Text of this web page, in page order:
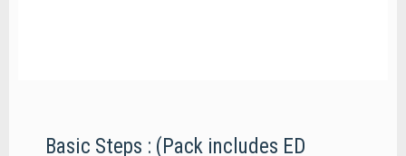
Basic Steps : (Pack includes ED